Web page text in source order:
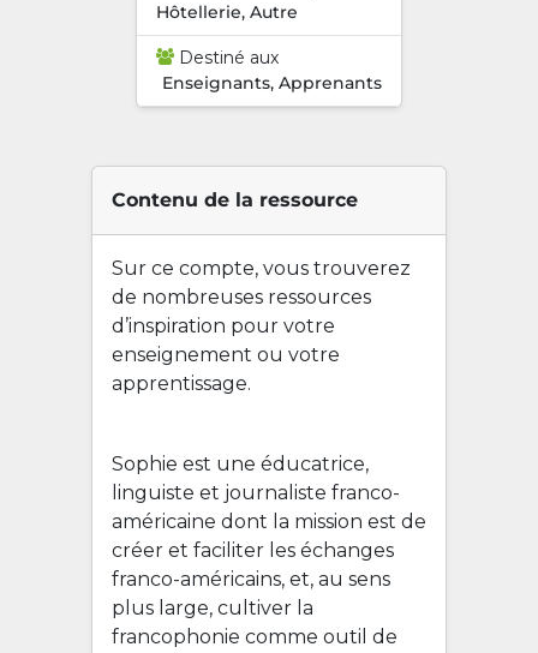
Hôtellerie, Autre
Destiné aux
Enseignants, Apprenants
Contenu de la ressource
Sur ce compte, vous trouverez
de nombreuses ressources
d’inspiration pour votre
enseignement ou votre
apprentissage.
Sophie est une éducatrice,
linguiste et journaliste franco-
américaine dont la mission est de
créer et faciliter les échanges
franco-américains, et, au sens
plus large, cultiver la
francophonie comme outil de